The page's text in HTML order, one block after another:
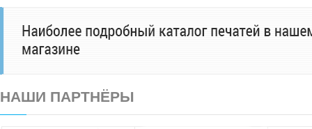
НАШИ ПАРТНЁРЫ